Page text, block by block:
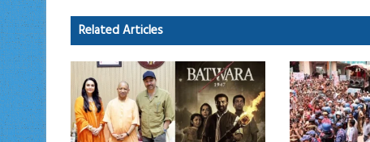
oko
n
Related Articles